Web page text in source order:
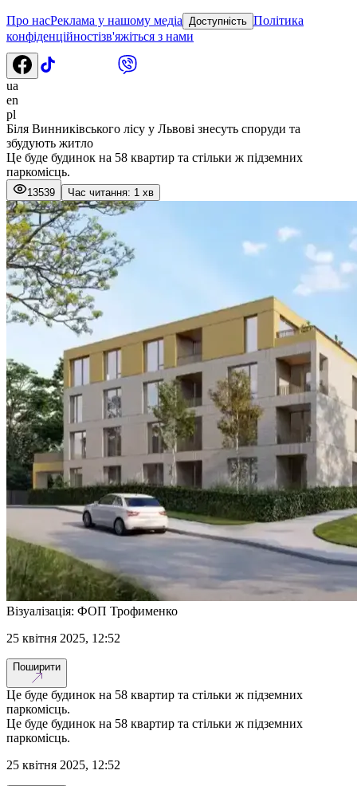
Про насРеклама у нашому медіа Доступність Політика
конфіденційностізв'яжіться з нами
ua
en
pl
Біля Винниківського лісу у Львові знесуть споруди та
збудують житло
Це буде будинок на 58 квартир та стільки ж підземних
паркомісць.
13539 Час читання: 1 хв
Візуалізація: ФОП Трофименко
25 квітня 2025, 12:52
Поширити
Це буде будинок на 58 квартир та стільки ж підземних
паркомісць.
Це буде будинок на 58 квартир та стільки ж підземних
паркомісць.
25 квітня 2025, 12:52